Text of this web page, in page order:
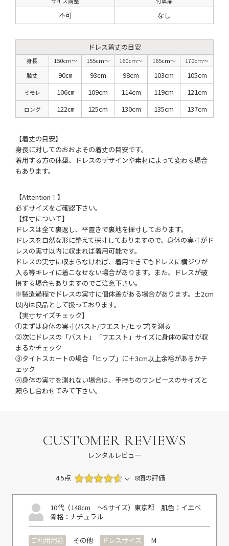
不可 なし
ドレス着丈の目安
身長 150cm〜 155cm〜 160cm〜 165cm〜
170cm〜
膝丈
90㎝ 93cm 98cm 103cm 105cm
ミモレ 106㎝ 109cm 114cm 119cm 121cm
ロング 122㎝ 125cm 130cm 135cm 137cm
【着丈の目安】
身長に対してのおおよその着丈の目安です。
着用する方の体型、ドレスのデザインや素材によって変わる場合
もあります。
【Attention！】
必ずサイズをご確認下さい。
【採寸について】
ドレスは全て裏返し、平置きで裏地を採寸しております。
ドレスを自然な形に整えて採寸しておりますので、身体の実寸がド
レスの実寸以内に収まれば着用可能です。
ドレスの実寸に収まらなければ、着用できてもドレスに横ジワが
入る等キレイに着こなせない場合があります。また、ドレスが破
損する場合もありますのでご注意下さい。
※製造過程でドレスの実寸に個体差がある場合があります。±2cm
以内は良品として扱っております。
【実寸サイズチェック】
①まずは身体の実寸(バスト/ウエスト/ヒップ)を測る
②次にドレスの「バスト」「ウエスト」サイズに身体の実寸が収
まるかチェック
③タイトスカートの場合「ヒップ」に＋3cm以上余裕があるかチ
ェック
④身体の実寸を測れない場合は、手持ちのワンピースのサイズと
照らし合わせてみて下さい。
CUSTOMER REVIEWS
レンタルレビュー
4.5点 8個の評価
10代（148cm ～Sサイズ） 東京都 肌色：イエベ
骨格：ナチュラル
ご利用用途 その他 ドレスサイズ M